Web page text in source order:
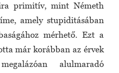
primitív, mint Németh
amely stupiditásában
mérhető. Ezt a
már korábban az érvek
alulmaradó